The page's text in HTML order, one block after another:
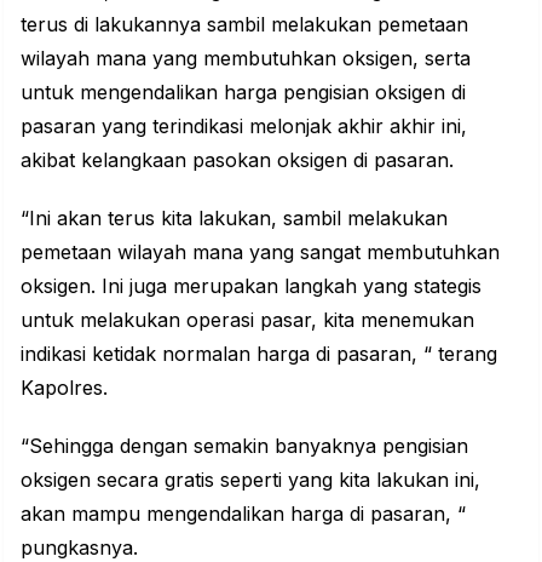
terus di lakukannya sambil melakukan pemetaan
wilayah mana yang membutuhkan oksigen, serta
untuk mengendalikan harga pengisian oksigen di
pasaran yang terindikasi melonjak akhir akhir ini,
akibat kelangkaan pasokan oksigen di pasaran.
“Ini akan terus kita lakukan, sambil melakukan
pemetaan wilayah mana yang sangat membutuhkan
oksigen. Ini juga merupakan langkah yang stategis
untuk melakukan operasi pasar, kita menemukan
indikasi ketidak normalan harga di pasaran, “ terang
Kapolres.
“Sehingga dengan semakin banyaknya pengisian
oksigen secara gratis seperti yang kita lakukan ini,
akan mampu mengendalikan harga di pasaran, “
pungkasnya.